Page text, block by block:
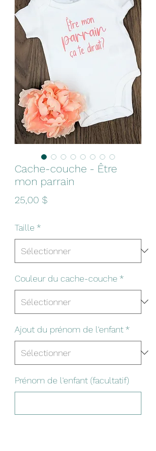
Cache-couche - Être
mon parrain
25,00 $
Taille *
Couleur du cache-couche *
Ajout du prénom de l'enfant *
Prénom de l'enfant (facultatif)